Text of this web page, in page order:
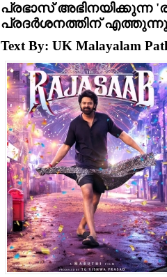
പ്രഭാസ് അഭിനയിക്കുന്ന
പ്രദര്‍ശനത്തിന്
Text By: UK Malayalam